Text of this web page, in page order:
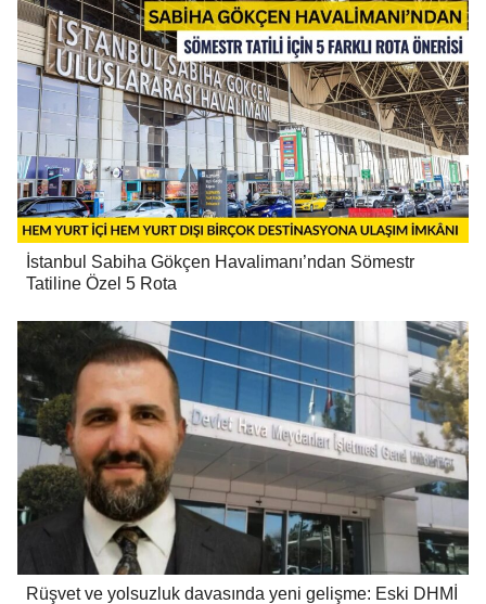
İstanbul Sabiha Gökçen Havalimanı’ndan Sömestr
Tatiline Özel 5 Rota
Rüşvet ve yolsuzluk davasında yeni gelişme: Eski DHMİ